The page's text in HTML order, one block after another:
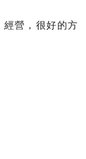
經營，很好的方